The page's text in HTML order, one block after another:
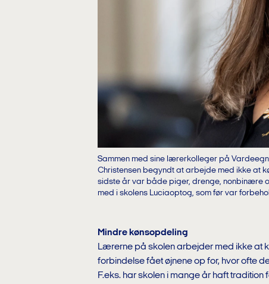
Sammen med sine lærerkolleger på
Christensen begyndt at arbejde med ikke at
sidste år var både piger, drenge, nonbinære
med i skolens Luciaoptog, som før var
Mindre kønsopdeling
Lærerne på skolen arbejder med ikke at
forbindelse fået øjnene op for, hvor ofte
F.eks. har skolen i mange år haft